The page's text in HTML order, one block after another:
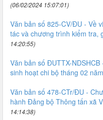
(06/02/2024 15:07:01)
Văn bản số 825-CV/ĐU - Về
tác và chương trình kiểm tra,
14:20:55)
Văn bản số ĐUTTX-
sinh hoạt chi bộ tháng 02
Văn bản số 478-CTr/ĐU -
hành Đảng bộ Thông tấn xã
14:14:38)